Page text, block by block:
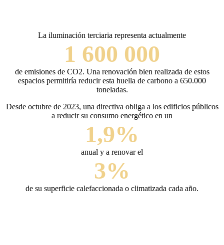
La iluminación terciaria representa actualmente
1 600 000
de emisiones de CO2. Una renovación bien realizada de estos
espacios permitiría reducir esta huella de carbono a 650.000
toneladas.
Desde octubre de 2023, una directiva obliga a los edificios públicos
a reducir su consumo energético en un
1,9%
anual y a renovar el
3%
de su superficie calefaccionada o climatizada cada año.